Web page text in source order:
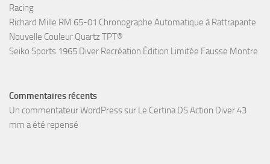
Racing
Richard Mille RM 65-01 Chronographe Automatique à Rattrapante
Nouvelle Couleur Quartz TPT®
Seiko Sports 1965 Diver Recréation Édition Limitée Fausse Montre
Commentaires récents
Un commentateur WordPresssur Le Certina DS Action Diver 43
mm a été repensé